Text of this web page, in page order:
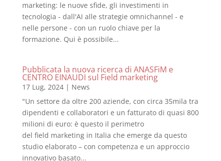
marketing: le nuove sfide, gli investimenti in
tecnologia - dall'AI alle strategie omnichannel - e
nelle persone - con un ruolo chiave per la
formazione. Qui è possibile...
Pubblicata la nuova ricerca di ANASFiM e
CENTRO EINAUDI sul Field marketing
17 Lug, 2024| News
"Un settore da oltre 200 aziende, con circa 35mila tra
dipendenti e collaboratori e un fatturato di quasi 800
milioni di euro: è questo il perimetro
del field marketing in Italia che emerge da questo
studio elaborato – con competenza e un approccio
innovativo basato...